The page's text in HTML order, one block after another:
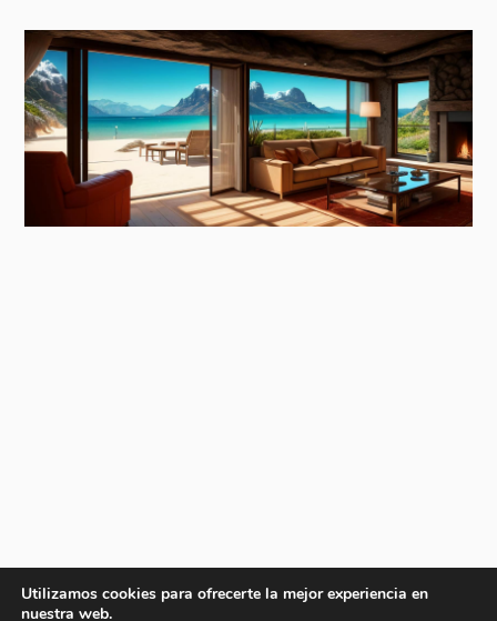
Utilizamos cookies para ofrecerte la mejor experiencia en
nuestra web.